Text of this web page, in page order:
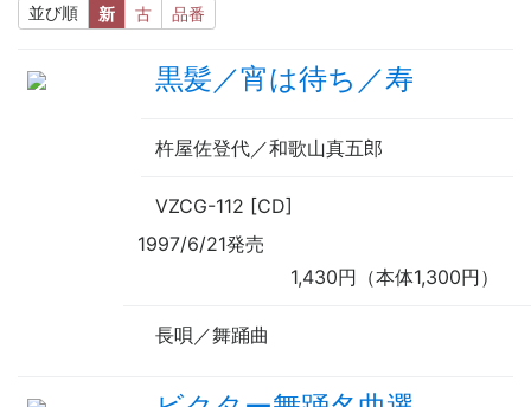
並び順 新 古 品番
黒髪／宵は待ち／寿
杵屋佐登代／和歌山真五郎
VZCG-112 [CD]
1997/6/21発売
1,430円（本体1,300円）
長唄／舞踊曲